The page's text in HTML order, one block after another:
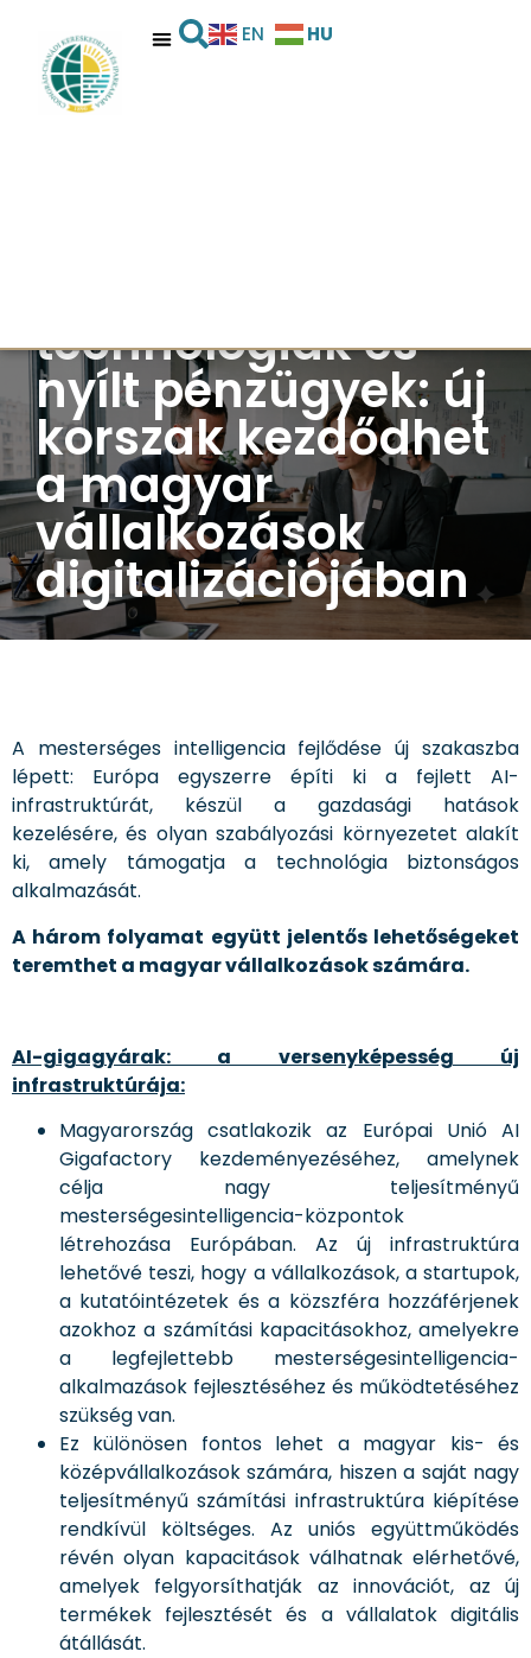
EN HU
technológiák és
nyílt pénzügyek: új
korszak kezdődhet
a magyar
vállalkozások
digitalizációjában
A mesterséges intelligencia fejlődése új szakaszba
lépett: Európa egyszerre építi ki a fejlett AI-
infrastruktúrát, készül a gazdasági hatások
kezelésére, és olyan szabályozási környezetet alakít
ki, amely támogatja a technológia biztonságos
alkalmazását.
A három folyamat együtt jelentős lehetőségeket
teremthet a magyar vállalkozások számára.
AI-gigagyárak: a versenyképesség új
infrastruktúrája:
Magyarország csatlakozik az Európai Unió AI
Gigafactory kezdeményezéséhez, amelynek
célja nagy teljesítményű
mesterségesintelligencia-központok
létrehozása Európában. Az új infrastruktúra
lehetővé teszi, hogy a vállalkozások, a startupok,
a kutatóintézetek és a közszféra hozzáférjenek
azokhoz a számítási kapacitásokhoz, amelyekre
a legfejlettebb mesterségesintelligencia-
alkalmazások fejlesztéséhez és működtetéséhez
szükség van.
Ez különösen fontos lehet a magyar kis- és
középvállalkozások számára, hiszen a saját nagy
teljesítményű számítási infrastruktúra kiépítése
rendkívül költséges. Az uniós együttműködés
révén olyan kapacitások válhatnak elérhetővé,
amelyek felgyorsíthatják az innovációt, az új
termékek fejlesztését és a vállalatok digitális
átállását.